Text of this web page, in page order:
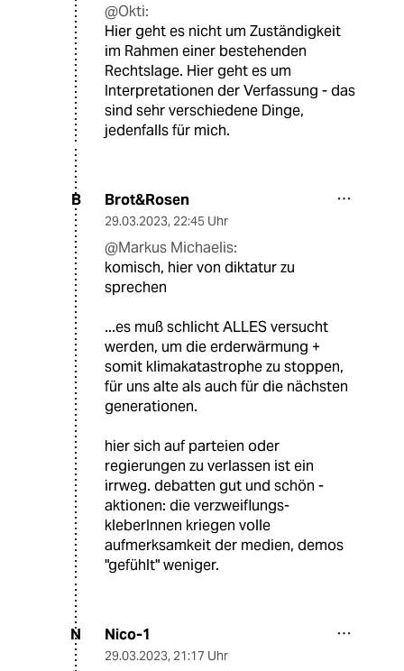
@Okti:
Hier geht es nicht um Zuständigkeit
im Rahmen einer bestehenden
Rechtslage. Hier geht es um
Interpretationen der Verfassung - das
sind sehr verschiedene Dinge,
jedenfalls für mich.
B Brot&Rosen
29.03.2023, 22:45 Uhr
@Markus Michaelis:
komisch, hier von diktatur zu
sprechen
...es muß schlicht ALLES versucht
werden, um die erderwärmung +
somit klimakatastrophe zu stoppen,
für uns alte als auch für die nächsten
generationen.
hier sich auf parteien oder
regierungen zu verlassen ist ein
irrweg. debatten gut und schön -
aktionen: die verzweiflungs-
kleberInnen kriegen volle
aufmerksamkeit der medien, demos
"gefühlt" weniger.
N Nico-1
29.03.2023, 21:17 Uhr